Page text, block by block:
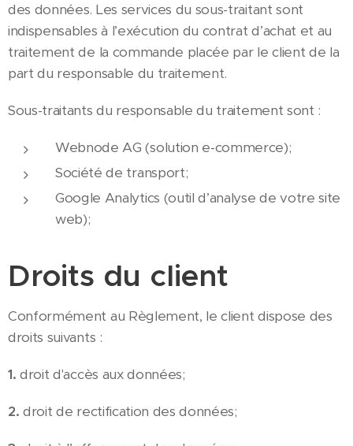
des données. Les services du sous-traitant sont
indispensables à l’exécution du contrat d’achat et au
traitement de la commande placée par le client de la
part du responsable du traitement.
Sous-traitants du responsable du traitement sont :
Webnode AG (solution e-commerce);
Société de transport;
Google Analytics (outil d’analyse de votre site
web);
Droits du client
Conformément au Règlement, le client dispose des
droits suivants :
1. droit d'accès aux données;
2. droit de rectification des données;